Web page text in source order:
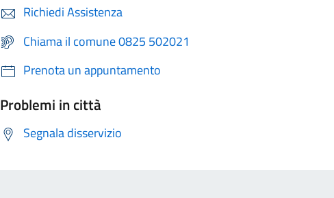
Richiedi Assistenza
Chiama il comune 0825 502021
Prenota un appuntamento
Problemi in città
Segnala disservizio